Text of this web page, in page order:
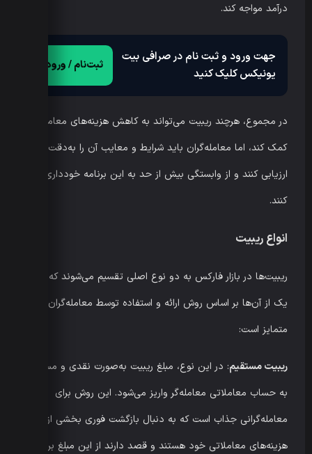
درآمد مواجه کند.
جهت ورود و ثبت نام در صرافی بیت
یونیکس کلیک کنید
ثبت‌نام / ورود
در مجموع، هرچند ریبیت می‌تواند به کاهش هزینه‌های معاملاتی
کمک کند، اما معامله‌گران باید شرایط و معایب آن را به‌دقت
ارزیابی کنند و از وابستگی بیش از حد به این برنامه خودداری
کنند.
انواع ریبیت
ریبیت‌ها در بازار فارکس به دو نوع اصلی تقسیم می‌شوند که هر
یک از آن‌ها بر اساس روش ارائه و استفاده توسط معامله‌گران
متمایز است:
ریبیت مستقیم: در این نوع، مبلغ ریبیت به‌صورت نقدی و مستقیم
به حساب معاملاتی معامله‌گر واریز می‌شود. این روش برای
معامله‌گرانی جذاب است که به دنبال بازگشت فوری بخشی از
هزینه‌های معاملاتی خود هستند و قصد دارند از این مبلغ برای